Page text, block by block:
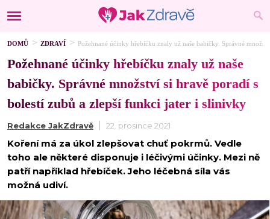
DOMŮ ZDRAVÍ Požehnané účinky hřebíčku znaly už naše babičky. Správné
Požehnané účinky hřebíčku znaly už naše
babičky. Správné množství si hravě poradí s
bolestí zubů a zlepší funkci jater i slinivky
Redakce JakZdravě 22. prosince 2021
Koření má za úkol zlepšovat chuť pokrmů. Vedle
toho ale některé disponuje i léčivými účinky. Mezi ně
patří například hřebíček. Jeho léčebná síla vás
možná udiví.